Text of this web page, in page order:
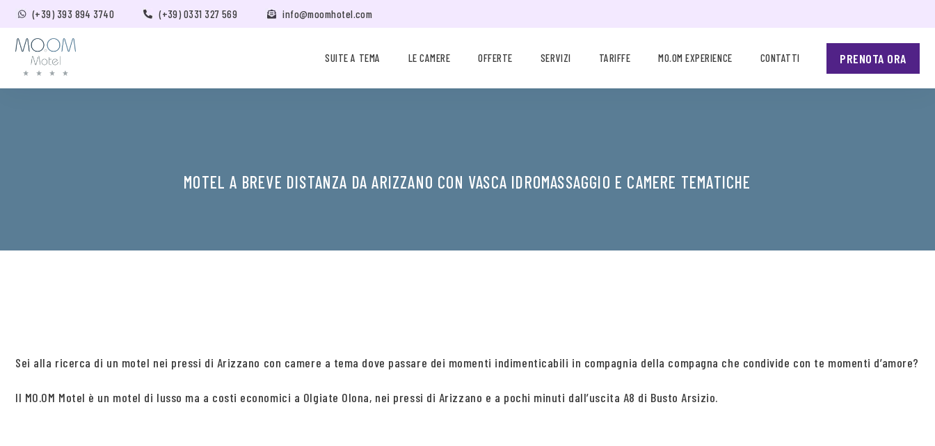
(+39) 393 894 3740 (+39) 0331 327 569 info@moomhotel.com
SUITE A TEMA LE CAMERE OFFERTE SERVIZI TARIFFE MO.OM EXPERIENCE CONTATTI PRENOTA ORA
MOTEL A BREVE DISTANZA DA ARIZZANO CON VASCA IDROMASSAGGIO E CAMERE TEMATICHE
Sei alla ricerca di un motel nei pressi di Arizzano con camere a tema dove passare dei momenti indimenticabili in compagnia della compagna che condivide con te momenti d’amore?
Il MO.OM Motel è un motel di lusso ma a costi economici a Olgiate Olona, nei pressi di Arizzano e a pochi minuti dall’uscita A8 di Busto Arsizio.